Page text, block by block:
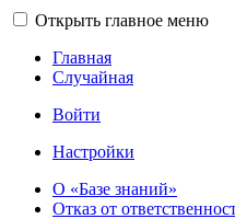
Открыть главное меню
Главная
Случайная
Войти
Настройки
О «Базе знаний»
Отказ от